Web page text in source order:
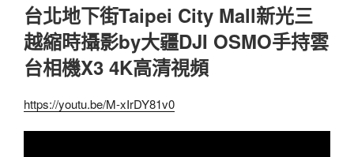
台北地下街Taipei City Mall新光三
越縮時攝影by大疆DJI OSMO手持雲
台相機X3 4K高清視頻
https://youtu.be/M-xIrDY81v0